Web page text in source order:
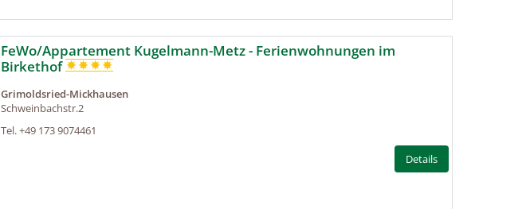
FeWo/Appartement Kugelmann-Metz - Ferienwohnungen im
Birkethof
Grimoldsried-Mickhausen
Schweinbachstr.2
Tel.+49 173 9074461
Details